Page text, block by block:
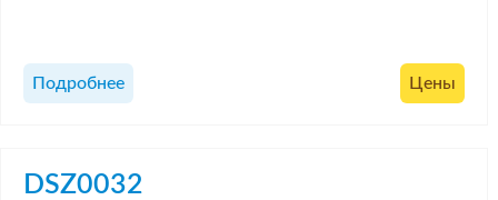
Подробнее Цены
DSZ0032